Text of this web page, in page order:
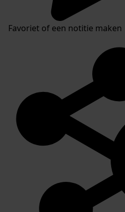
Favoriet of een notitie maken